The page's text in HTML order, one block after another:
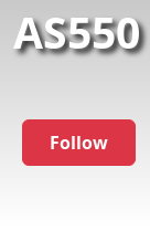
Follow